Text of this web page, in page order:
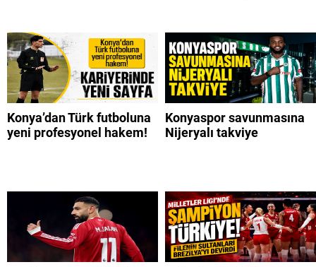
Konya’dan Türk futboluna
yeni profesyonel hakem!
Konyaspor savunmasına
Nijeryalı takviye